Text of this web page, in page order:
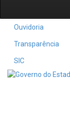
Ouvidoria
Transparência
SIC